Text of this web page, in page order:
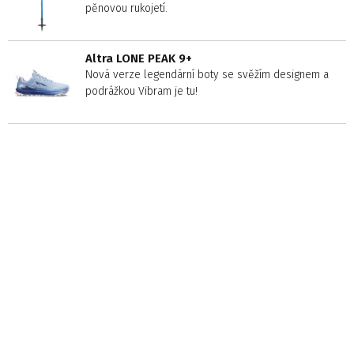
pěnovou rukojetí.
Altra LONE PEAK 9+
Nová verze legendární boty se svěžím designem a
podrážkou Vibram je tu!